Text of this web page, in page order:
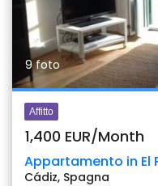
9 foto
Affitto
1,400 EUR/Month
Appartamento in El
Cádiz, Spagna